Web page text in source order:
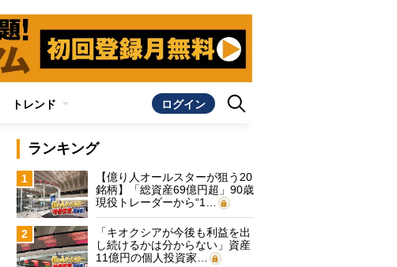
トレンド ログイン
ランキング
1
【億り人オールスターが狙う20
銘柄】「総資産69億円超」90歳
現役トレーダーから“1…
2
「キオクシアが今後も利益を出
し続けるかは分からない」資産
11億円の個人投資家…